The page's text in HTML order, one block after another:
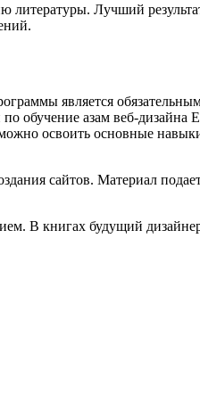
литературы. Лучший
является
обучение азам веб-
освоить основные
сайтов. Материал
В книгах будущий